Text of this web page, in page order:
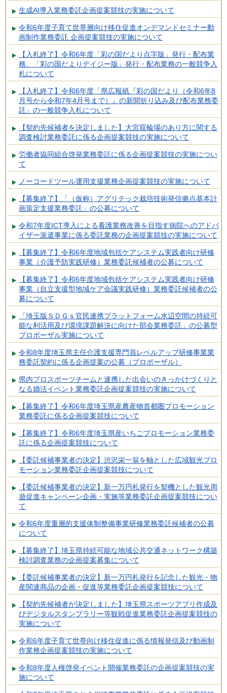
生成AI導入業務委託企画提案競技の実施について
令和6年度子育て世帯層向け移住促進オンデマンドセミナー動
画制作業務委託 企画提案競技の実施について
【入札終了】令和6年度「彩の国だより点字版」発行・配布業
務、「彩の国だよりデイジー版」発行・配布業務の一般競争入
札について
【入札終了】令和6年度「県広報紙『彩の国だより（令和6年8
月号から令和7年4月号まで）』の新聞折り込み及び配布業務委
託」の一般競争入札について
【契約先候補者を決定しました】大宮双輪場のあり方に関する
調査検討業務委託に係る企画提案競技の実施について
労働者協同組合啓発業務委託に係る企画提案競技の実施につい
て
ノーコードツール運用支援業務企画提案競技の実施について
【募集終了】「（仮称）アグリテック栽培技術発信拠点基本計
画策定支援業務委託」の公募について
令和7年度ICT導入による看護業務改善を目指す病院へのアドバ
イザー派遣事業に係る委託業務の企画提案競技の実施について
【募集終了】令和6年度地域包括ケアシステム実践者向け研修
事業（介護予防実践研修）業務委託候補者の公募について
【募集終了】令和6年度地域包括ケアシステム実践者向け研修
事業（自立支援型地域ケア会議実践研修）業務委託候補者の公
募について
「埼玉版ＳＤＧｓ官民連携プラットフォーム水辺空間の持続可
能な利活用及び環境課題解決に向けた部会業務委託」の公募型
プロポーザル実施について
令和8年度埼玉県主任介護支援専門員レベルアップ研修事業業
務委託契約に係る企画提案の公募（プロポーザル）
県内プロスポーツチームと連携した出会いのきっかけづくりと
なる婚活イベント業務委託企画提案競技の実施について
【募集終了】令和6年度埼玉県産農産物首都圏プロモーション
業務委託に係る企画提案競技について
【募集終了】令和6年度埼玉県産いちごプロモーション業務委
託に係る企画提案競技について
【委託候補事業者の決定】渋沢栄一翁を軸とした広域観光プロ
モーション業務委託企画提案競技について
【委託候補事業者の決定】新一万円札発行を契機とした観光周
遊促進キャンペーン企画・実施等業務委託企画提案競技につい
て
令和6年度重層的支援体制整備事業研修業務委託候補者の公募
について
【募集終了】埼玉県持続可能な地域公共交通ネットワーク構築
検討調査業務の企画提案募集について
【委託候補事業者の決定】新一万円札発行を記念した観光・物
産関連商品の企画・促進等業務委託企画提案競技について
【契約先候補者が決定しました】埼玉県スポーツアプリ作成及
びデジタルスタンプラリー等観戦促進業務委託企画提案競技の
実施について
令和6年度子育て世帯向け移住促進に係る情報発信及び動画制
作業務企画提案競技の実施について
令和8年度人権啓発イベント開催業務委託の企画提案競技の実
施について